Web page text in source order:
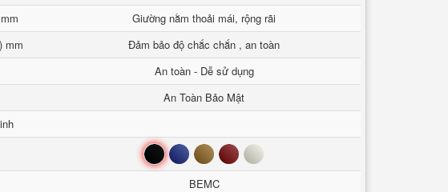
Giường nằm thoải mái, rộng rãi
mm
Đảm bảo độ chắc chắn , an toàn
An toàn - Dễ sử dụng
An Toàn Bảo Mật
Đen Xanh Nâu Đỏ Trắng
BEMC